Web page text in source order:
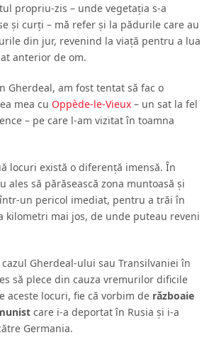
propriu-zis – unde vegetaţia s-a
şi curţi – mă refer şi la pădurile care au
din jur, revenind la viaţă pentru a lua
anterior de om.
Gherdeal, am fost tentat să fac o
mea cu Oppède-le-Vieux– un sat la fel
– pe care l-am vizitat în toamna
locuri există o diferenţă imensă. În
ales să părăsească zona muntoasă şi
un pericol imediat, pentru a trăi în
kilometri mai jos, de unde puteau reveni
Gherdeal-ului sau Transilvaniei în
să plece din cauza vremurilor dificile
aceste locuri, fie că vorbim de războaie
care i-a deportat în Rusia şi i-a
Germania.